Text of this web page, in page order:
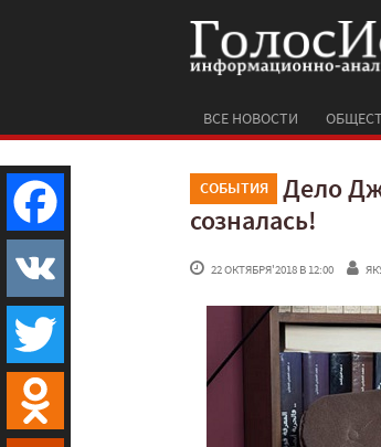
ВСЕ НОВОСТИ
СОБЫТИЯ
Дело
созналась!
22 ОКТЯБРЯ'2018 В 12:00
Facebook
VK
Twitter